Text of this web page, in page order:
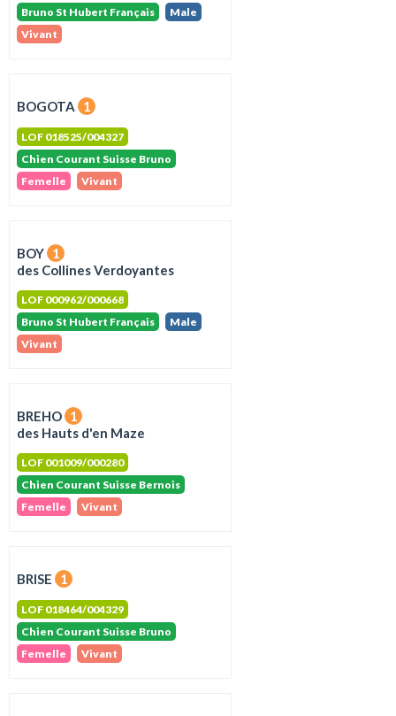
Bruno St Hubert Français
Male
Vivant
BOGOTA 1
LOF 018525/004327
Chien Courant Suisse Bruno
Femelle
Vivant
BOY 1
des Collines Verdoyantes
LOF 000962/000668
Bruno St Hubert Français
Male
Vivant
BREHO 1
des Hauts d'en Maze
LOF 001009/000280
Chien Courant Suisse Bernois
Femelle
Vivant
BRISE 1
LOF 018464/004329
Chien Courant Suisse Bruno
Femelle
Vivant